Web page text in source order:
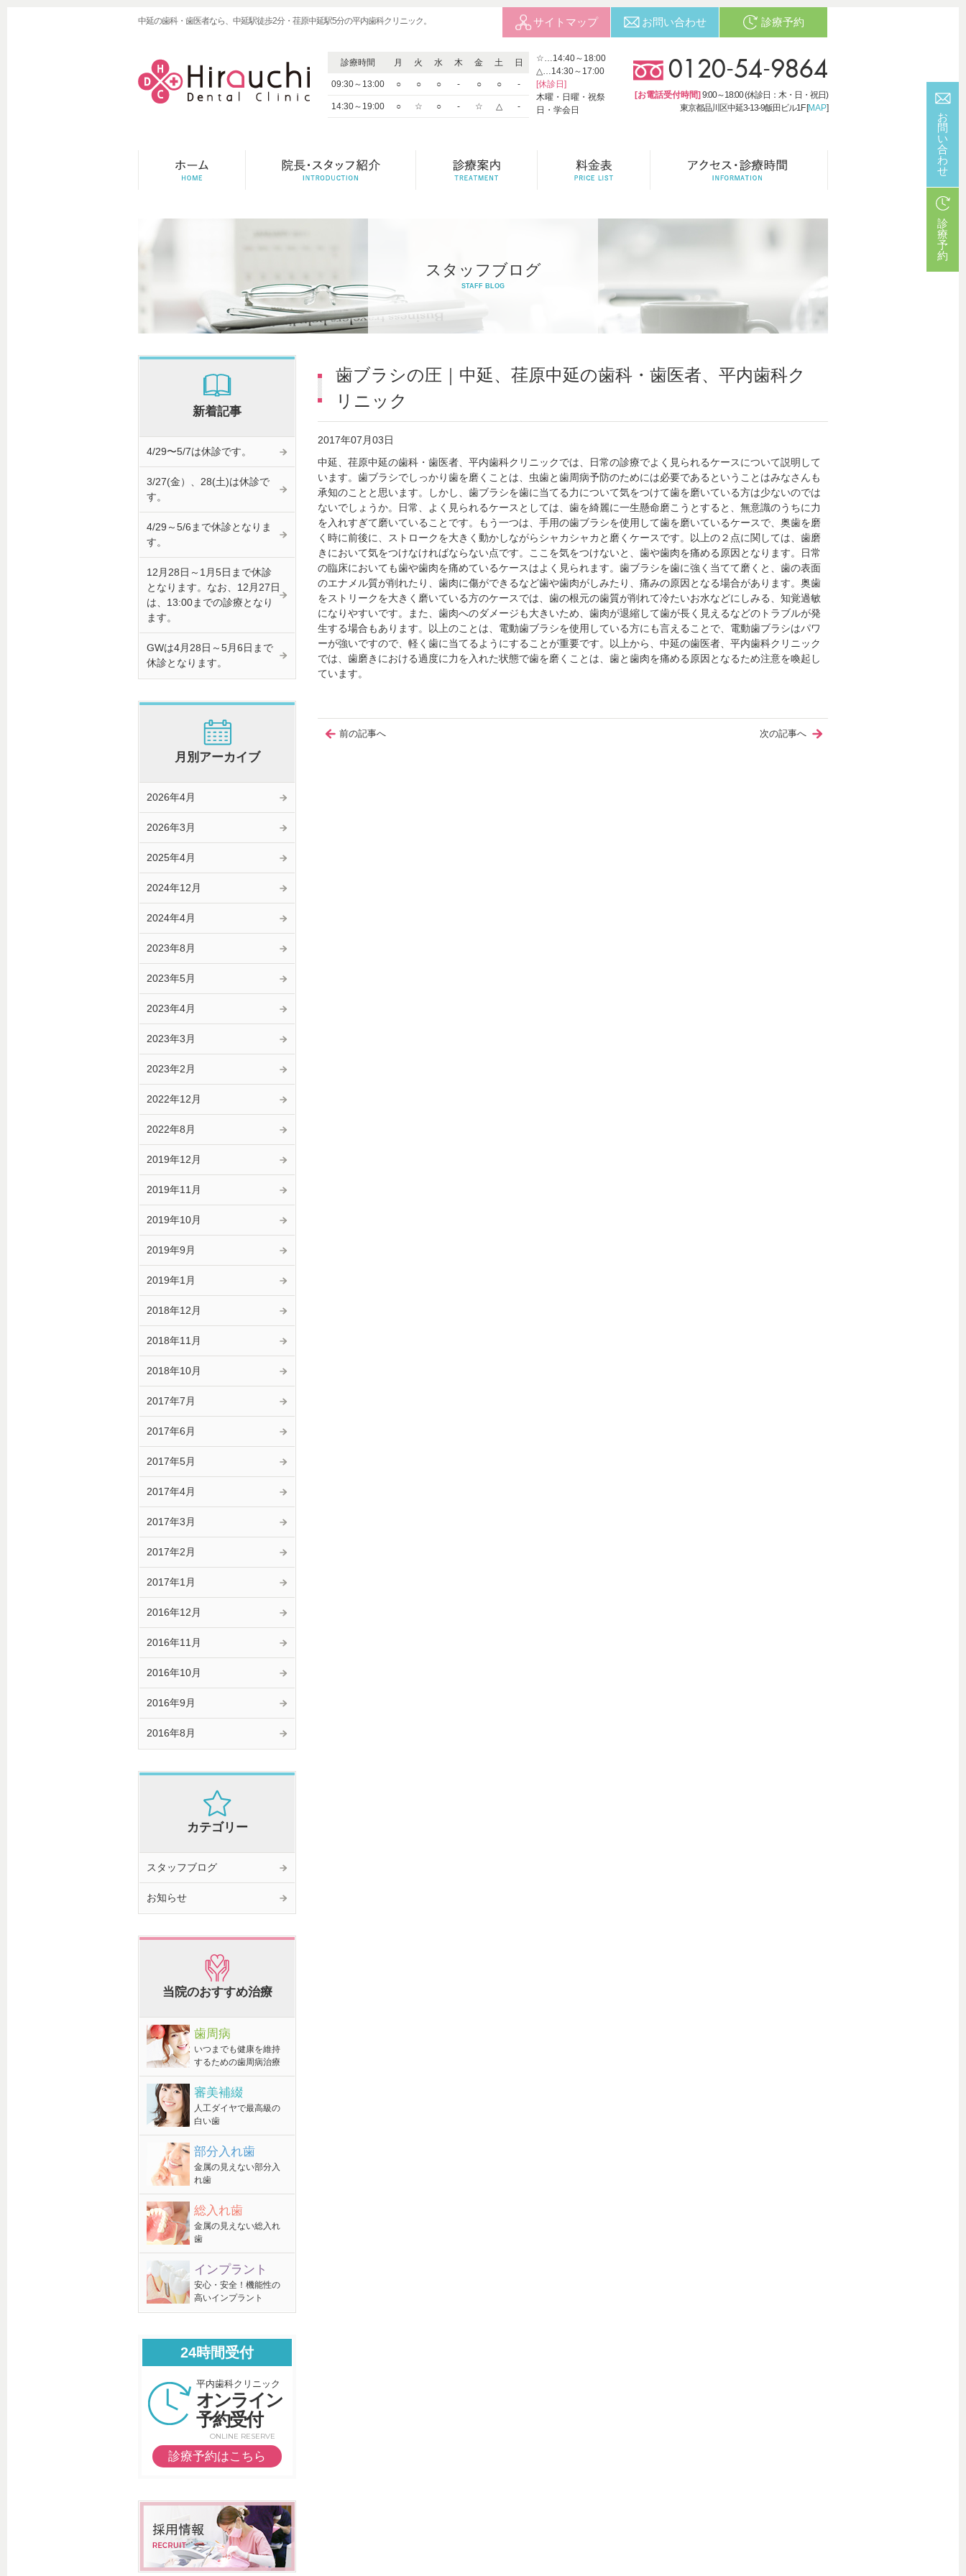
中延の歯科・歯医者なら、中延駅徒歩2分・荏原中延駅5分の平内歯科クリニック。 サイトマップ お問い合わせ 診療予約
診療時間 月 火 水 木 金 土 日
09:30～13:00 ○ ○ ○ - ○ ○ -
14:30～19:00 ○ ☆ ○ - ☆ △ -
☆…14:40～18:00
△…14:30～17:00
[休診日]
木曜・日曜・祝祭
日・学会日
0120-54-9864
[お電話受付時間] 9:00～18:00 (休診日：木・日・祝日)
東京都品川区中延3-13-9飯田ビル1F [ MAP]
スタッフブログ
STAFF BLOG
歯ブラシの圧｜中延、荏原中延の歯科・歯医者、平内歯科ク
リニック
2017年07月03日
中延、荏原中延の歯科・歯医者、平内歯科クリニックでは、日常の診療でよく見られるケースについて説明して
います。歯ブラシでしっかり歯を磨くことは、虫歯と歯周病予防のためには必要であるということはみなさんも
承知のことと思います。しかし、歯ブラシを歯に当てる力について気をつけて歯を磨いている方は少ないのでは
ないでしょうか。日常、よく見られるケースとしては、歯を綺麗に一生懸命磨こうとすると、無意識のうちに力
を入れすぎて磨いていることです。もう一つは、手用の歯ブラシを使用して歯を磨いているケースで、奥歯を磨
く時に前後に、ストロークを大きく動かしながらシャカシャカと磨くケースです。以上の２点に関しては、歯磨
きにおいて気をつけなければならない点です。ここを気をつけないと、歯や歯肉を痛める原因となります。日常
の臨床においても歯や歯肉を痛めているケースはよく見られます。歯ブラシを歯に強く当てて磨くと、歯の表面
のエナメル質が削れたり、歯肉に傷ができるなど歯や歯肉がしみたり、痛みの原因となる場合があります。奥歯
をストリークを大きく磨いている方のケースでは、歯の根元の歯質が削れて冷たいお水などにしみる、知覚過敏
になりやすいです。また、歯肉へのダメージも大きいため、歯肉が退縮して歯が長く見えるなどのトラブルが発
生する場合もあります。以上のことは、電動歯ブラシを使用している方にも言えることで、電動歯ブラシはパワ
ーが強いですので、軽く歯に当てるようにすることが重要です。以上から、中延の歯医者、平内歯科クリニック
では、歯磨きにおける過度に力を入れた状態で歯を磨くことは、歯と歯肉を痛める原因となるため注意を喚起し
ています。
前の記事へ 次の記事へ
新着記事
4/29〜5/7は休診です。
3/27(金）、28(土)は休診で
す。
4/29～5/6まで休診となりま
す。
12月28日～1月5日まで休診
となります。なお、12月27日
は、13:00までの診療となり
ます。
GWは4月28日～5月6日まで
休診となります。
月別アーカイブ
2026年4月
2026年3月
2025年4月
2024年12月
2024年4月
2023年8月
2023年5月
2023年4月
2023年3月
2023年2月
2022年12月
2022年8月
2019年12月
2019年11月
2019年10月
2019年9月
2019年1月
2018年12月
2018年11月
2018年10月
2017年7月
2017年6月
2017年5月
2017年4月
2017年3月
2017年2月
2017年1月
2016年12月
2016年11月
2016年10月
2016年9月
2016年8月
カテゴリー
スタッフブログ
お知らせ
当院のおすすめ治療
歯周病
いつまでも健康を維持
するための歯周病治療
審美補綴
人工ダイヤで最高級の
白い歯
部分入れ歯
金属の見えない部分入
れ歯
総入れ歯
金属の見えない総入れ
歯
インプラント
安心・安全！機能性の
高いインプラント
24時間受付
平内歯科クリニック
オンライン
予約受付
ONLINE RESERVE
診療予約はこちら
お
問
い
合
わ
せ
診
療
予
約